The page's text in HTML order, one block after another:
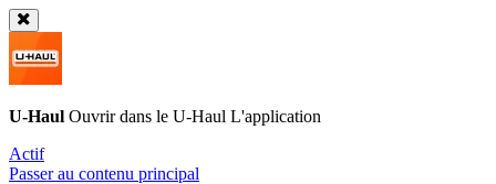
U-Haul Ouvrir dans le U-Haul L'application
Actif
Passer au contenu principal